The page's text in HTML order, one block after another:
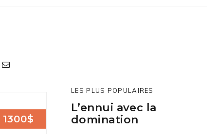
1300$
LES PLUS POPULAIRES
L’ennui avec la
domination